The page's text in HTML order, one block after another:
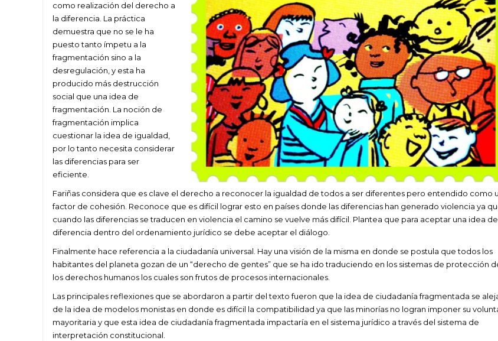
como realización del derecho a
la diferencia. La práctica
demuestra que no se le ha
puesto tanto ímpetu a la
fragmentación sino a la
desregulación, y esta ha
producido más destrucción
social que una idea de
fragmentación. La noción de
fragmentación implica
cuestionar la idea de igualdad,
por lo tanto necesita considerar
las diferencias para ser
eficiente.
Fariñas considera que es clave el derecho a reconocer la igualdad de todos a ser diferentes pero entendido como
factor de cohesión. Reconoce que es difícil lograr esto en países donde las diferencias han generado violencia ya
cuando las diferencias se traducen en violencia el camino se vuelve más difícil. Plantea que para aceptar una idea de
diferencia dentro del ordenamiento jurídico se debe aceptar el diálogo.
Finalmente hace referencia a la ciudadanía universal. Hay una visión de la misma en donde se postula que todos los
habitantes del planeta gozan de un “derecho de gentes” que se ha ido traduciendo en los sistemas de protección
los derechos humanos los cuales son frutos de procesos internacionales.
Las principales reflexiones que se abordaron a partir del texto fueron que la idea de ciudadanía fragmentada se
de la idea de modelos monistas en donde es difícil la compatibilidad ya que las minorías no logran imponer su
mayoritaria y que esta idea de ciudadanía fragmentada impactaría en el sistema jurídico a través del sistema de
interpretación constitucional.